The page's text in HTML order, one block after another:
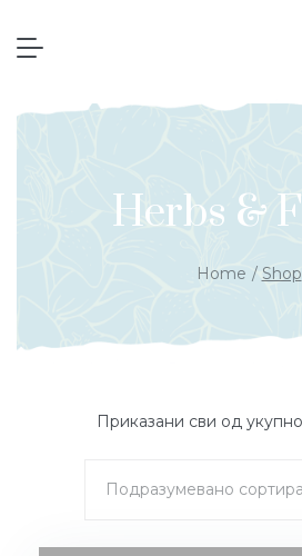
Herbs &
Home Shop
Приказани сви од